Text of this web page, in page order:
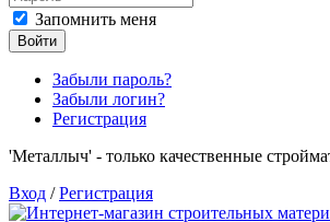
Запомнить меня
Войти
Забыли пароль?
Забыли логин?
Регистрация
'Металлыч' - только качественные
Вход /Регистрация